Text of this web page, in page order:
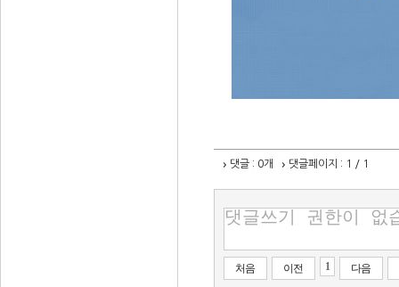
댓글 : 0개 댓글페이지 : 1 / 1
처음 이전 1 다음